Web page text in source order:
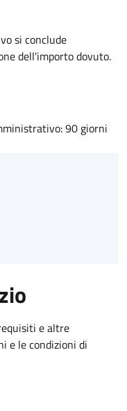
si conclude
dell'importo dovuto.
90 giorni
e altre
e le condizioni di